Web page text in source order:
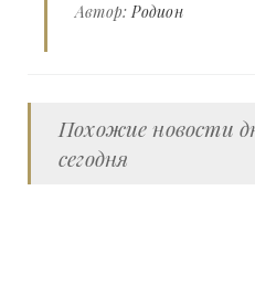
Автор:Родион
Похожие новости
сегодня